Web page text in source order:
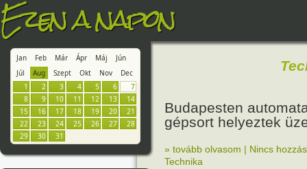
Ezen a napon
Jan Feb Már Ápr Máj
Jún
Júl
Aug Szept Okt Nov
Dec
1
2 3 4 5 6
7
8
9 10 11 12 13
14
15
16 17 18 19 20
21
22
23 24 25 26 27
28
29
30 31
Budapesten
gépsort helyeztek
» tovább olvasom | Nincs
Technika